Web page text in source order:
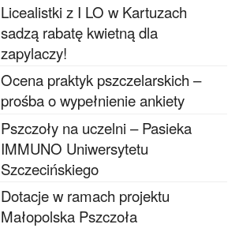
Licealistki z I LO w Kartuzach
sadzą rabatę kwietną dla
zapylaczy!
Ocena praktyk pszczelarskich –
prośba o wypełnienie ankiety
Pszczoły na uczelni – Pasieka
IMMUNO Uniwersytetu
Szczecińskiego
Dotacje w ramach projektu
Małopolska Pszczoła